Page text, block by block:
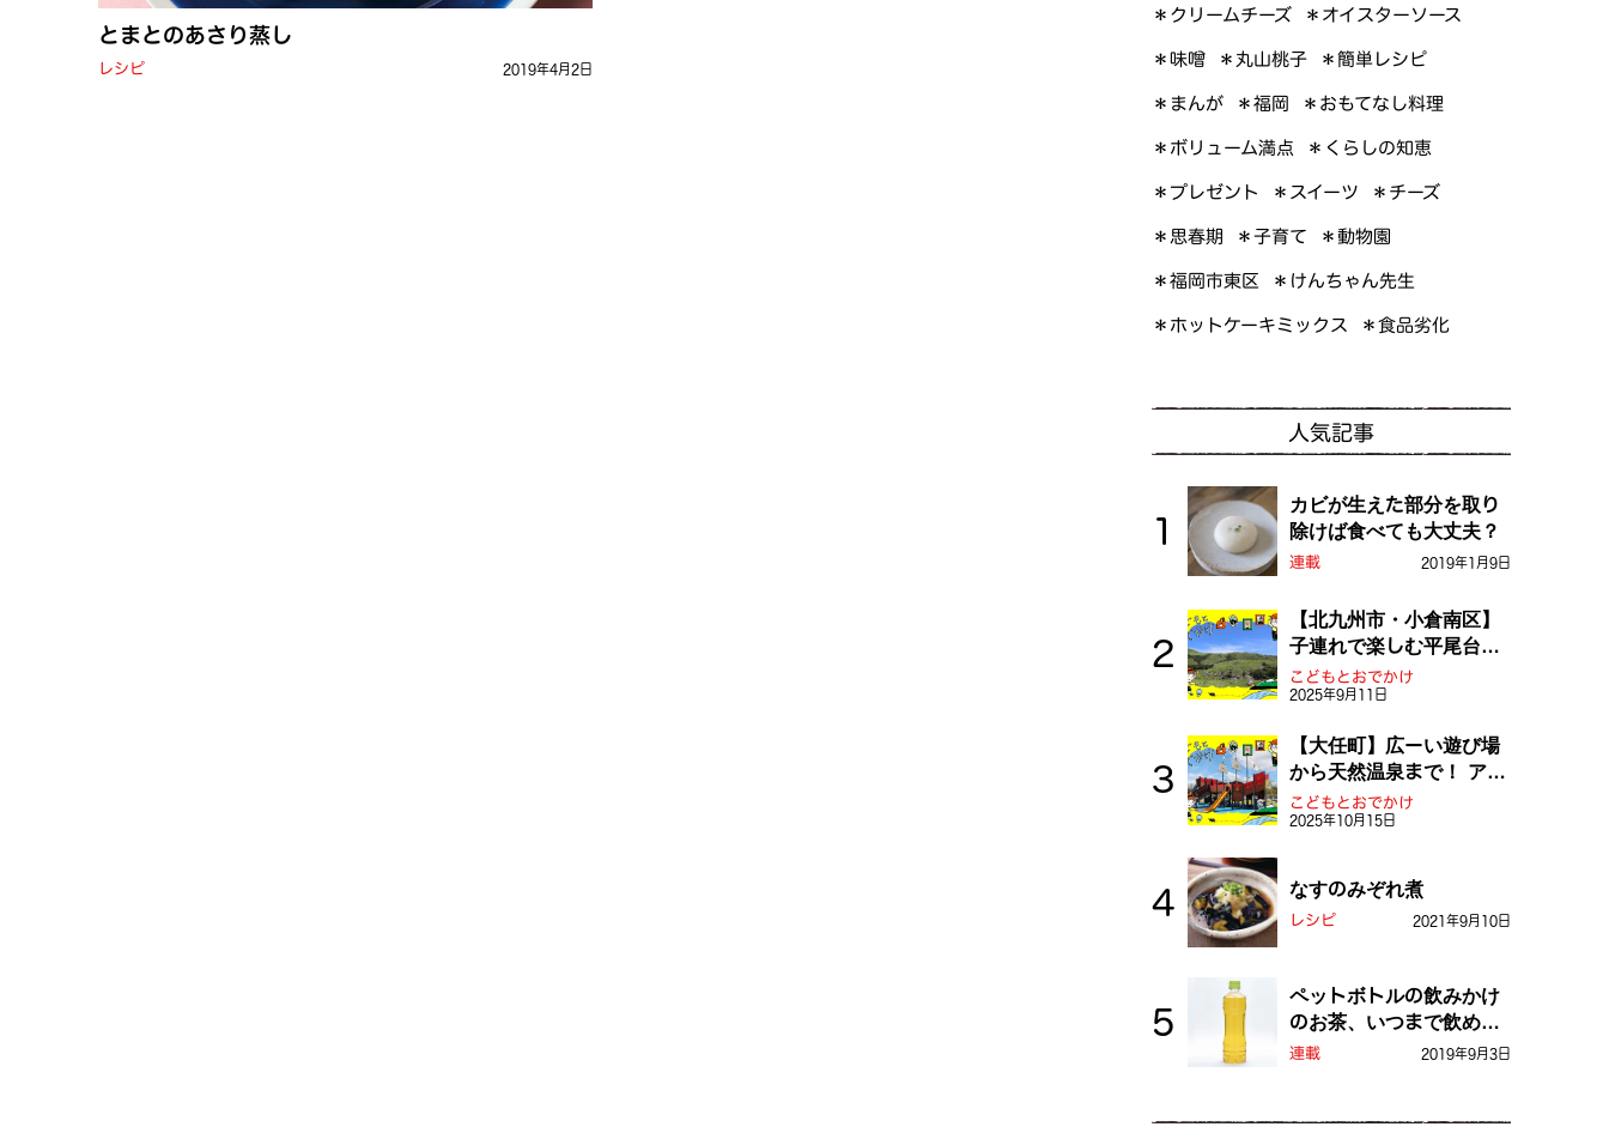
とまとのあさり蒸し
レシピ 2019年4月2日
＊クリームチーズ ＊オイスターソース
＊味噌 ＊丸山桃子 ＊簡単レシピ
＊まんが ＊福岡 ＊おもてなし料理
＊ボリューム満点 ＊くらしの知恵
＊プレゼント ＊スイーツ ＊チーズ
＊思春期 ＊子育て ＊動物園
＊福岡市東区 ＊けんちゃん先生
＊ホットケーキミックス ＊食品劣化
人気記事
カビが生えた部分を取り
除けば食べても大丈夫？
連載 2019年1月9日
【北九州市・小倉南区】
子連れで楽しむ平尾台！
ふしぎな草原や千仏鍾乳
洞を探検しよう！
こどもとおでかけ
2025年9月11日
【大任町】広ーい遊び場
から天然温泉まで！ アミ
ューズメントな道の駅・
おおとう桜街道
こどもとおでかけ
2025年10月15日
なすのみぞれ煮
レシピ 2021年9月10日
ペットボトルの飲みかけ
のお茶、いつまで飲め
る？
連載 2019年9月3日